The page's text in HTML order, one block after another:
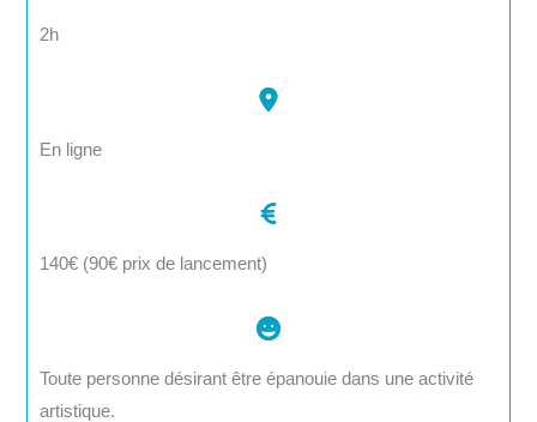
2h
En ligne
140€ (90€ prix de lancement)
Toute personne désirant être épanouie dans une activité
artistique.